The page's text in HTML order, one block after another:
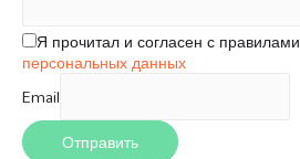
Я прочитал и согласен с правилами
персональных данных
Email
Отправить